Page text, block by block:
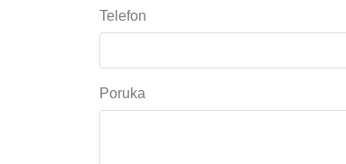
Telefon
Poruka